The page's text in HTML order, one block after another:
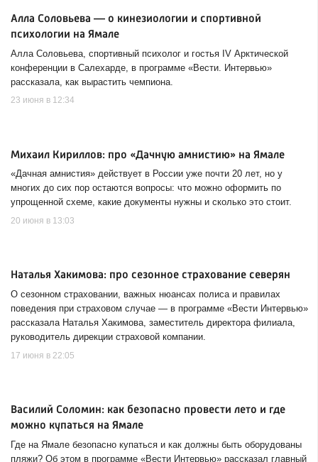
Алла Соловьева — о кинезиологии и спортивной
психологии на Ямале
Алла Соловьева, спортивный психолог и гостья IV Арктической
конференции в Салехарде, в программе «Вести. Интервью»
рассказала, как вырастить чемпиона.
23 июня в 12:34
Михаил Кириллов: про «Дачную амнистию» на Ямале
«Дачная амнистия» действует в России уже почти 20 лет, но у
многих до сих пор остаются вопросы: что можно оформить по
упрощенной схеме, какие документы нужны и сколько это стоит.
20 июня в 13:03
Наталья Хакимова: про сезонное страхование северян
О сезонном страховании, важных нюансах полиса и правилах
поведения при страховом случае — в программе «Вести Интервью»
рассказала Наталья Хакимова, заместитель директора филиала,
руководитель дирекции страховой компании.
17 июня в 22:05
Василий Соломин: как безопасно провести лето и где
можно купаться на Ямале
Где на Ямале безопасно купаться и как должны быть оборудованы
пляжи? Об этом в программе «Вести Интервью» рассказал главный